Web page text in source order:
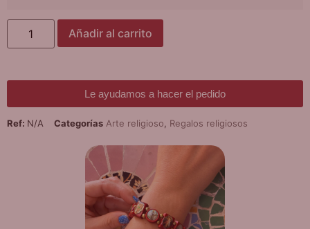
Añadir al carrito
Le ayudamos a hacer el pedido
Ref: N/A Categorías Arte religioso Regalos religiosos